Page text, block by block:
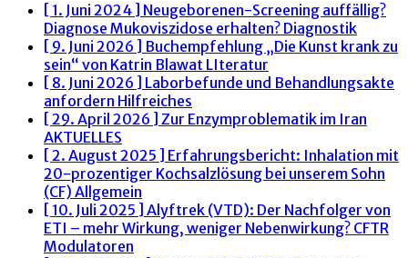
[ 1. Juni 2024 ] Neugeborenen-Screening auffällig?
Diagnose Mukoviszidose erhalten? Diagnostik
[ 9. Juni 2026 ] Buchempfehlung „Die Kunst krank zu
sein“ von Katrin Blawat LIteratur
[ 8. Juni 2026 ] Laborbefunde und Behandlungsakte
anfordern Hilfreiches
[ 29. April 2026 ] Zur Enzymproblematik im Iran
AKTUELLES
[ 2. August 2025 ] Erfahrungsbericht: Inhalation mit
20-prozentiger Kochsalzlösung bei unserem Sohn
(CF) Allgemein
[ 10. Juli 2025 ] Alyftrek (VTD): Der Nachfolger von
ETI – mehr Wirkung, weniger Nebenwirkung? CFTR
Modulatoren